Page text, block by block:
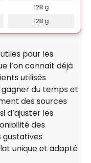
128 g
128 g
pour les
l’on connaît déjà
utilisés
du temps et
des sources
d’ajuster les
des
unique et adapté